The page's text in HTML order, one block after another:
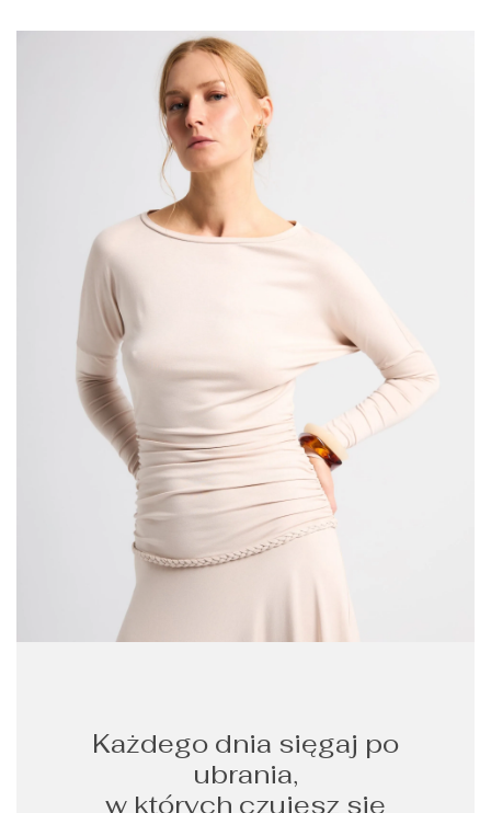
Każdego dnia sięgaj po
ubrania,
w których czujesz się